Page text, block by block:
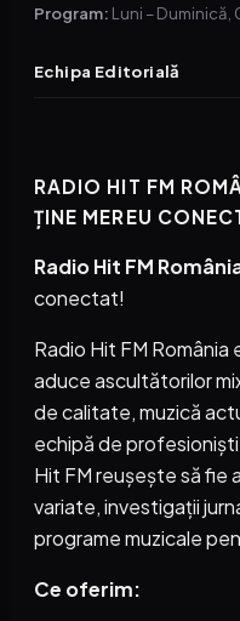
Program: Luni –
Echipa Editorială
RADIO HIT FM
ȚINE MEREU
Radio Hit FM
conectat!
Radio Hit FM
aduce ascultătorilor
de calitate, muzică
echipă de profesioniști
Hit FM reușește să fie
variate, investigații
programe muzicale
Ce oferim: